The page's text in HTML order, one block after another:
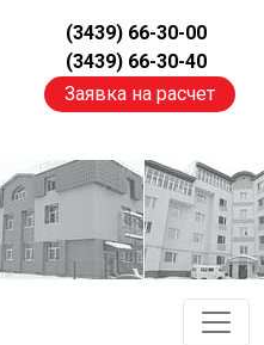
(3439) 66-30-00
(3439) 66-30-40
Заявка на расчет